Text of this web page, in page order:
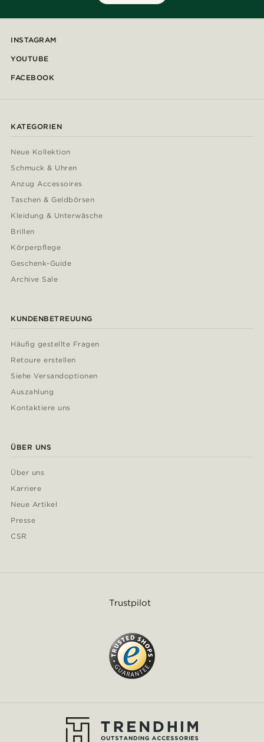
INSTAGRAM
YOUTUBE
FACEBOOK
KATEGORIEN
Neue Kollektion
Schmuck & Uhren
Anzug Accessoires
Taschen & Geldbörsen
Kleidung & Unterwäsche
Brillen
Körperpflege
Geschenk-Guide
Archive Sale
KUNDENBETREUUNG
Häufig gestellte Fragen
Retoure erstellen
Siehe Versandoptionen
Auszahlung
Kontaktiere uns
ÜBER UNS
Über uns
Karriere
Neue Artikel
Presse
CSR
Trustpilot